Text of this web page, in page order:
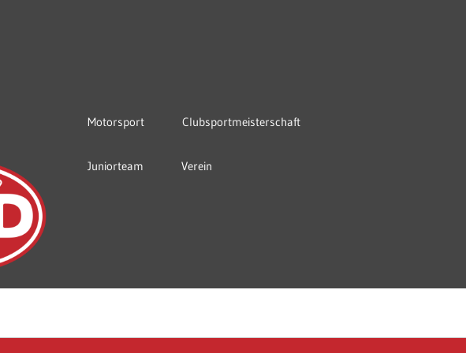
Motorsport Clubsportmeisterschaft
Juniorteam Verein